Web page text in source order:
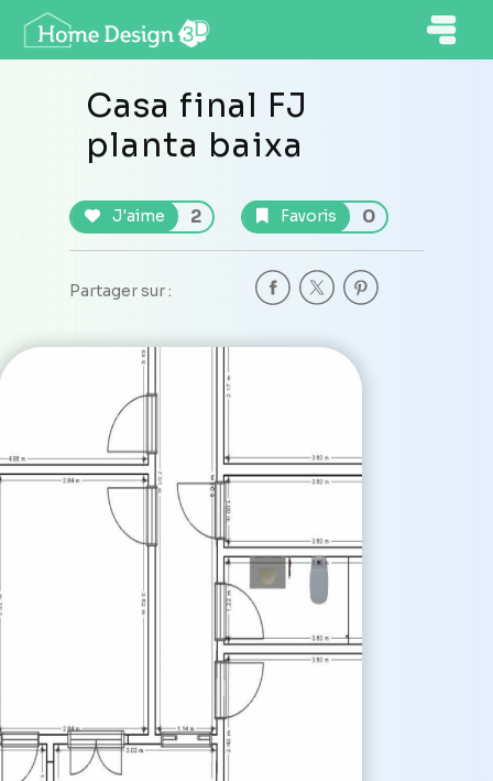
Casa final FJ
planta baixa
J'aime 2 Favoris 0
Partager sur :